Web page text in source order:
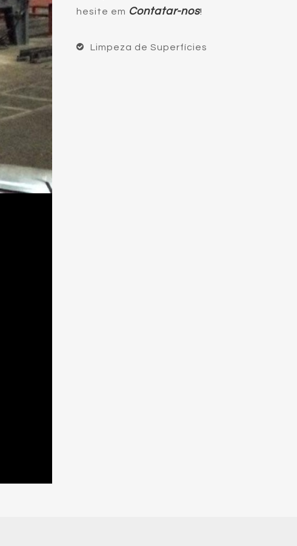
hesite em Contatar-nos!
Limpeza de Superfícies